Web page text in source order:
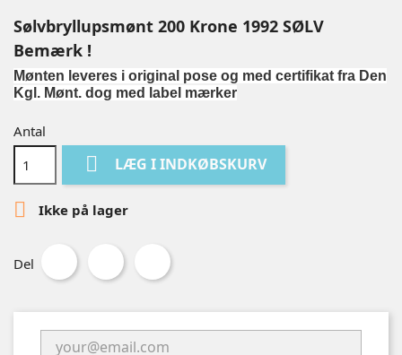
Sølvbryllupsmønt 200 Krone 1992 SØLV
Bemærk !
Mønten leveres i original pose og med certifikat fra Den
Kgl. Mønt. dog med label mærker
Antal
 LÆG I INDKØBSKURV
 Ikke på lager
Del